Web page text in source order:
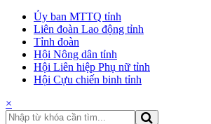
Ủy ban MTTQ tỉnh
Liên đoàn Lao động tỉnh
Tỉnh đoàn
Hội Nông dân tỉnh
Hội Liên hiệp Phụ nữ tỉnh
Hội Cựu chiến binh tỉnh
×